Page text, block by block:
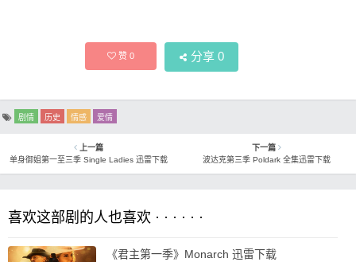
赞0 分享 0
剧情 历史 情感 爱情
上一篇
单身御姐第一至三季 Single Ladies 迅雷下载
下一篇
波达克第三季 Poldark 全集迅雷下载
喜欢这部剧的人也喜欢 · · · · · ·
《君主第一季》Monarch 迅雷下载